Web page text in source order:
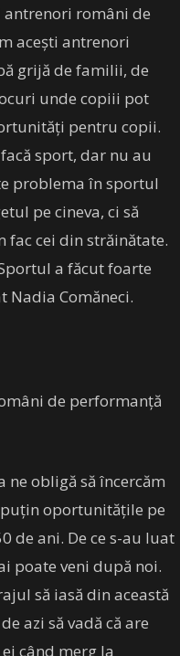
români de
acești antrenori
grijă de familii, de
unde copiii pot
pentru copii.
sport, dar nu au
problema în sportul
pe cineva, ci să
fac cei din străinătate.
a făcut foarte
Nadia Comăneci.
de performanță
ne obligă să încercăm
puțin oportunitățile pe
de ani. De ce s-au luat
poate veni după noi.
să iasă din această
azi să vadă că are
când merg la